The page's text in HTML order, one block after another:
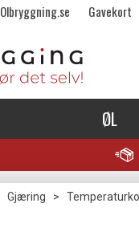
Olbryggning.se Gavekort
ØL
Gjæring >